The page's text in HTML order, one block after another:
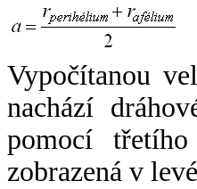
Vypočítanou
nachází
pomocí
zobrazená v